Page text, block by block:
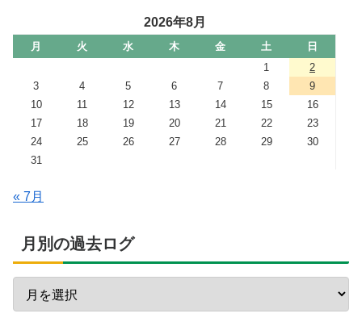
2026年8月
月 火 水 木 金 土
日
1
2
3
4 5 6 7 8
9
10
11 12 13 14 15
16
17
18 19 20 21 22
23
24
25 26 27 28 29
30
31
« 7月
月別の過去ログ